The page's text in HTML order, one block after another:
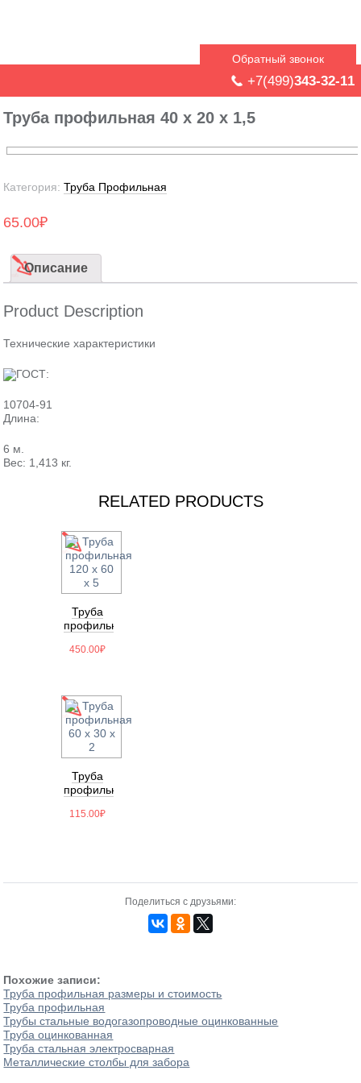
Обратный звонок
+7(499)343-32-11
Труба профильная 40 х 20 х 1,5
Категория:Труба Профильная
65.00₽
Описание
Product Description
Технические характеристики
ГОСТ:
10704-91
Длина:
6 м.
Вес: 1,413 кг.
RELATED PRODUCTS
Труба
профильная
х 5
450.00₽
Труба
профильная
2
115.00₽
Поделиться с друзьями:
Похожие записи:
Труба профильная размеры и стоимость
Труба профильная
Трубы стальные водогазопроводные оцинкованные
Труба оцинкованная
Труба стальная электросварная
Металлические столбы для забора